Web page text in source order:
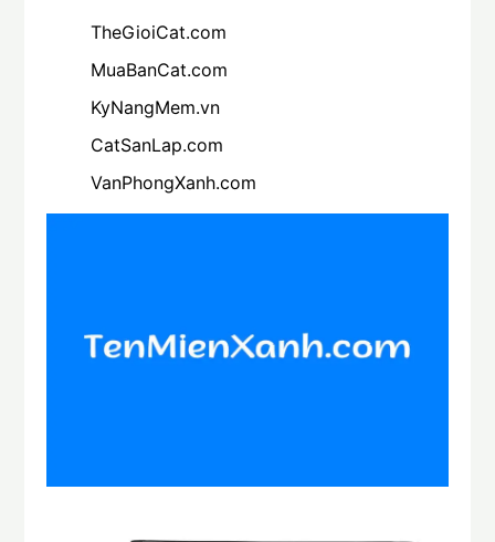
TheGioiCat.com
MuaBanCat.com
KyNangMem.vn
CatSanLap.com
VanPhongXanh.com